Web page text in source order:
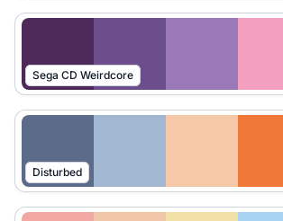
Sega CD Weirdcore
Disturbed